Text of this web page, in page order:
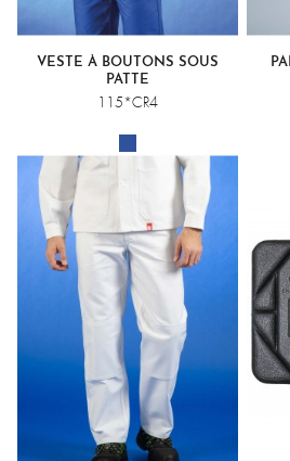
VESTE À BOUTONS SOUS
PATTE
115*CR4